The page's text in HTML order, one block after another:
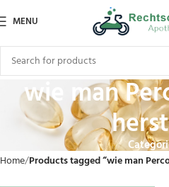
MENU
wie man
Home Products tagged “wie man